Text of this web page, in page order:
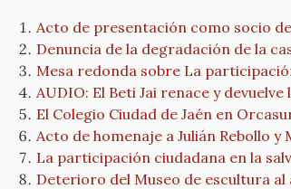
Acto de presentación como socio
Denuncia de la degradación de la
Mesa redonda sobre La
AUDIO: El Beti Jai renace y
El Colegio Ciudad de Jaén en
Acto de homenaje a Julián Rebollo y
La participación ciudadana en la
Deterioro del Museo de escultura